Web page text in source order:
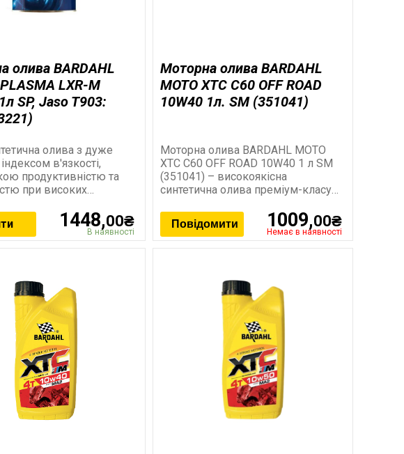
олива BARDAHL
LXR-M
SP, Jaso T903:
олива з дуже
в'язкості,
продуктивністю та
при високих
вимогам: API SP JASO1448,00₴
В наявності
Моторна олива BARDAHL
MOTO XTC C60 OFF ROAD
10W40 1л. SM (351041)
Моторна олива BARDAHL MOTO
XTC C60 OFF ROAD 10W40 1 л SM
(351041) – високоякісна
синтетична олива преміум-класу
1009,00₴
Немає в наявності
Повідомити